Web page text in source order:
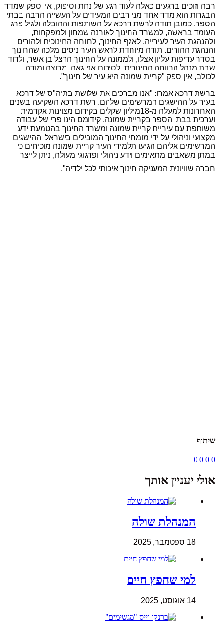
רבה וזוכים ברגעים כאלה לעוד רגע של נחת וסיפוק, אין ספק שמדד
הבגרות הוא מדד אחד מני רבים המעידים על העשייה הרבה בבתי
הספר. כמובן תודה לרשת דרכא על השותפות וההובלה ולגיל פרג
העומד בראשה, למשרד החינוך לאורנה שמחון ולמפקחות,
ולהנהגת העיר לעירייה, לאגף החינוך, לרווחה החינוכית ולהורים
והנהגת ההורים. תודה מיוחדת לראש העיר ניסים מלכה שהחינוך
בסדר עדיפות עליון אצלו, ולממונה על החינוך הרצל בן אשר, ולדוד
שבת מנהל הרווחה החינוכית. לסיכום אני גאה, מרוצה ומודה
לכולם, אין ספק "קריית שמונה היא עיר של חינוך".
ברשת דרכא אמרו: "אנו מברכים את שלושת בתיה"ס של דרכא
בעיר על ההישגים המרשימים שלהם. רשת דרכא השקיעה בשנים
האחרונות למעלה מ-18מיליון שקלים בקידום מצוינות אקדמית
וערכית בבתי הספר בקריית שמונה. קידומם הינו פרי של עבודה
משותפת עם עיריית קריית שמונה ומשרד החינוך בהטמעת ידע
מקצועי וניהולי על ידי מומחי החינוך המובילים בישראל. ההישגים
המרשימים אליהם הגיעו תלמידי העיר קריית שמונה מוכיחים כי
במתן משאבים מתאימים וידע ניהולי ופדגוגי מעולה, ניתן לייצר
חברה שוויונית המעניקה חינוך איכותי לכל ילדיה".
שיתוף
0
0
0
0
אולי יעניין אותך
המנהלת שולה
18 ספטמבר, 2025
למי שחפץ חיים
14 אוגוסט, 2025